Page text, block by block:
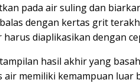
pada air suling dan
dengan kertas grit
diaplikasikan dengan
hasil akhir yang
air memiliki kemampuan